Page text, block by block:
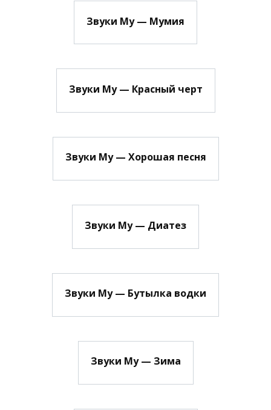
Звуки Му — Мумия
Звуки Му — Красный черт
Звуки Му — Хорошая песня
Звуки Му — Диатез
Звуки Му — Бутылка водки
Звуки Му — Зима